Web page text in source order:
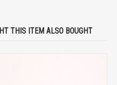
THIS ITEM ALSO BOUGHT